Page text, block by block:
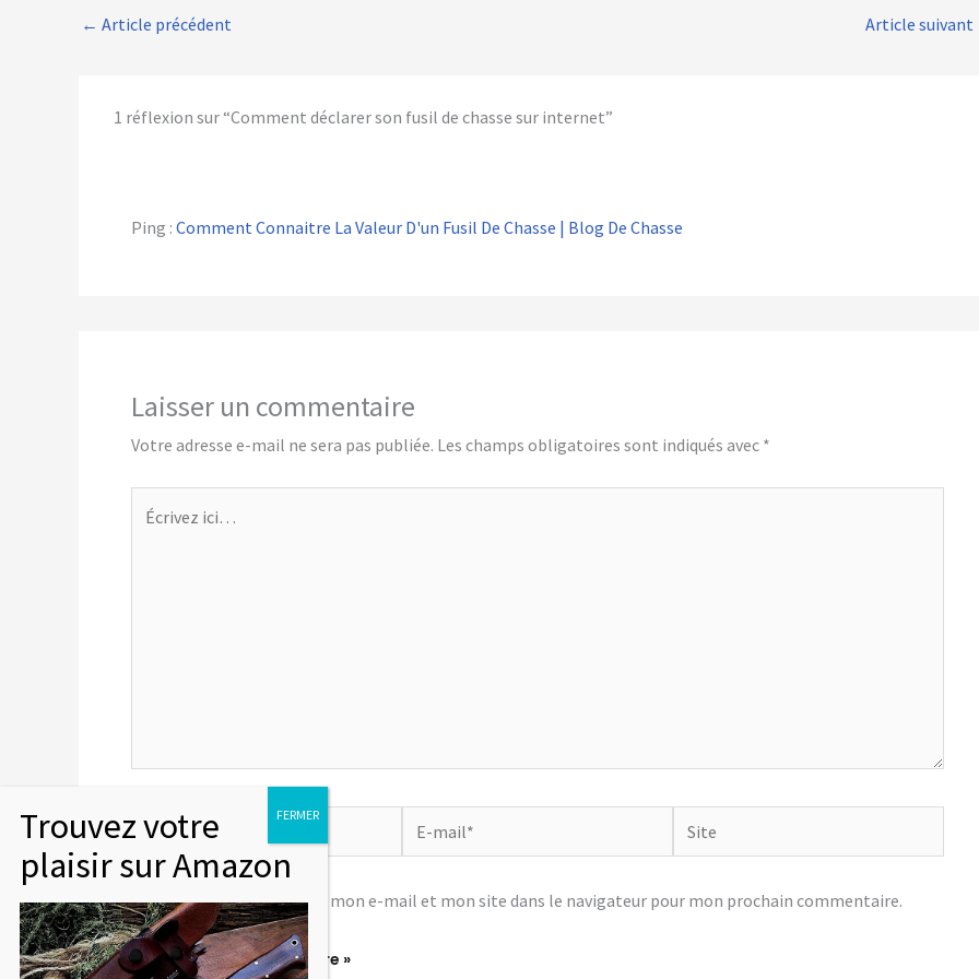
← Article précédent Article suivant
1 réflexion sur “Comment déclarer son fusil de chasse sur internet”
Ping : Comment Connaitre La Valeur D'un Fusil De Chasse | Blog De Chasse
Laisser un commentaire
Votre adresse e-mail ne sera pas publiée. Les champs obligatoires sont indiqués avec *
Nom*
mail*
Site
Enregistrer mon nom, mon e-mail et mon site dans le navigateur pour mon prochain commentaire.